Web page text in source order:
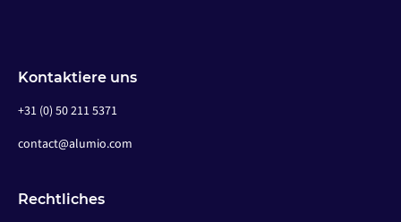
Kontaktiere uns
+31 (0) 50 211 5371
contact@alumio.com
Rechtliches